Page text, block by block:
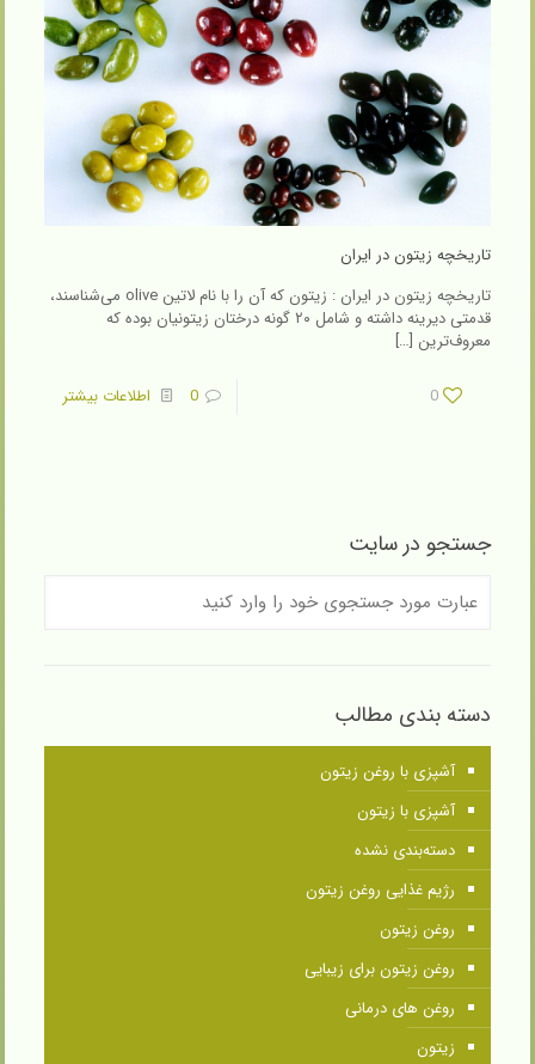
تاریخچه زیتون در ایران
تاریخچه زیتون در ایران : زیتون که آن را با نام لاتین olive می‌شناسند،
قدمتی دیرینه داشته و شامل ۲۰ گونه درختان زیتونیان بوده که
معروف‌ترین […]
0
0 اطلاعات بیشتر
جستجو در سایت
دسته بندی مطالب
آشپزی با روغن زیتون
آشپزی با زیتون
دسته‌بندی نشده
رژیم غذایی روغن زیتون
روغن زیتون
روغن زیتون برای زیبایی
روغن های درمانی
زیتون